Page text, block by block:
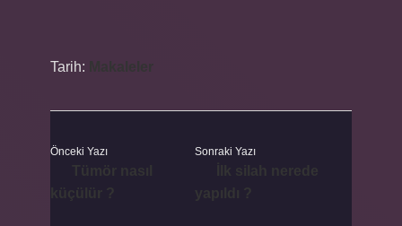
Tarih:
Önceki Yazı Sonraki Yazı